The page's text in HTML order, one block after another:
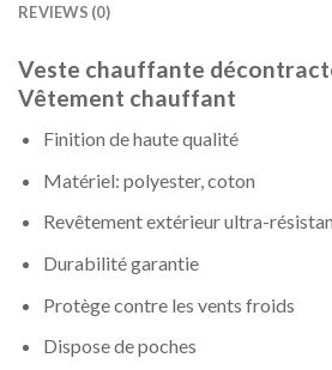
REVIEWS (0)
Veste chauffante
Vêtement chauffant
Finition de haute qualité
Matériel: polyester, coton
Revêtement extérieur ultra-
Durabilité garantie
Protège contre les vents froids
Dispose de poches